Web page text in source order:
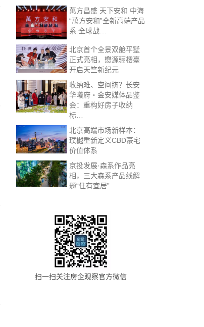
萬方昌盛 天下安和 中海
“萬方安和”全新高端产品
系 全球战…
北京首个全景双舱平墅
正式亮相，懋源骊橒臺
开启天竺新纪元
收纳难、空间挤？长安
华曦府・金安媒体品鉴
会：重构好房子收纳
标…
北京高端市场新样本：
璞樾重新定义CBD豪宅
价值体系
京投发展·森系作品亮
相，三大森系产品线解
题“住有宜居”
扫一扫关注房企观察官方微信